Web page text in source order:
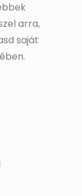
arra,
saját